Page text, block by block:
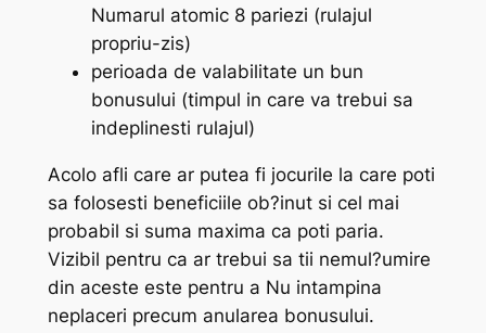
Numarul atomic 8 pariezi (rulajul
propriu-zis)
perioada de valabilitate un bun
bonusului (timpul in care va trebui sa
indeplinesti rulajul)
Acolo afli care ar putea fi jocurile la care poti
sa folosesti beneficiile ob?inut si cel mai
probabil si suma maxima ca poti paria.
Vizibil pentru ca ar trebui sa tii nemul?umire
din aceste este pentru a Nu intampina
neplaceri precum anularea bonusului.